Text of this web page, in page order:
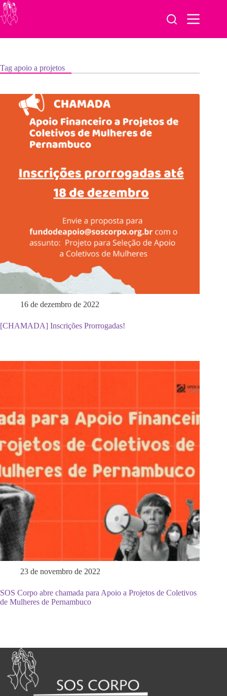
Pular
para
o
Tag apoio a projetos
16 de dezembro de 2022
[CHAMADA] Inscrições Prorrogadas!
23 de novembro de 2022
SOS Corpo abre chamada para Apoio a Projetos de Coletivos
de Mulheres de Pernambuco